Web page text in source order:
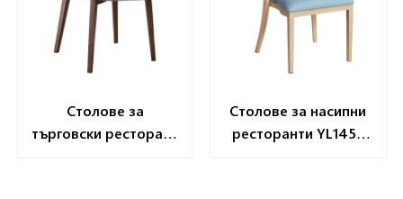
Столове за
търговски ресторант
Столове за насипни
ресторанти YL1453